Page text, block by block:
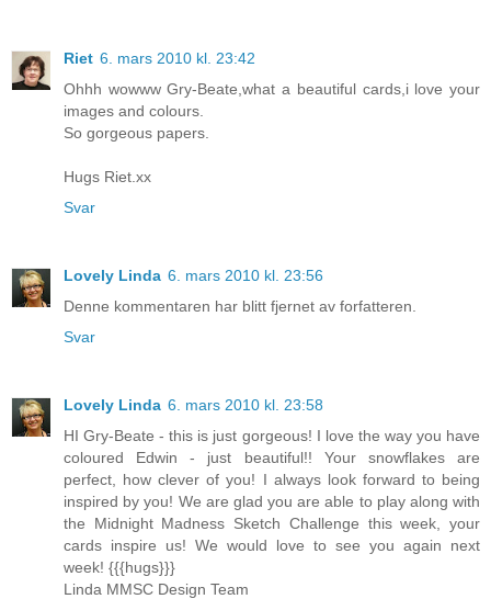
Riet 6. mars 2010 kl. 23:42
Ohhh wowww Gry-Beate,what a beautiful cards,i love your
images and colours.
So gorgeous papers.
Hugs Riet.xx
Svar
Lovely Linda 6. mars 2010 kl. 23:56
Denne kommentaren har blitt fjernet av forfatteren.
Svar
Lovely Linda 6. mars 2010 kl. 23:58
HI Gry-Beate - this is just gorgeous! I love the way you have
coloured Edwin - just beautiful!! Your snowflakes are
perfect, how clever of you! I always look forward to being
inspired by you! We are glad you are able to play along with
the Midnight Madness Sketch Challenge this week, your
cards inspire us! We would love to see you again next
week! {{{hugs}}}
Linda MMSC Design Team